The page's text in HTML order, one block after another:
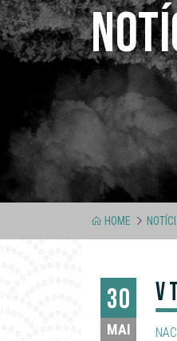
HOME
30
MAI
V